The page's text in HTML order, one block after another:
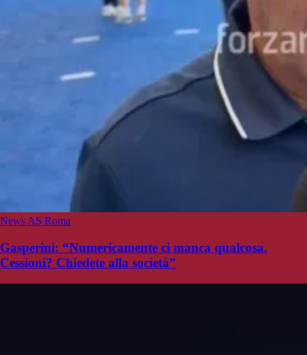
News AS Roma
Gasperini: “Numericamente ci manca qualcosa.
Cessioni? Chiedete alla società”